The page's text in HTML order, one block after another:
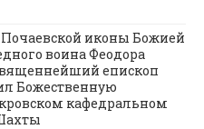
иконы Божией
воина Феодора
епископ
Божественную
кафедральном